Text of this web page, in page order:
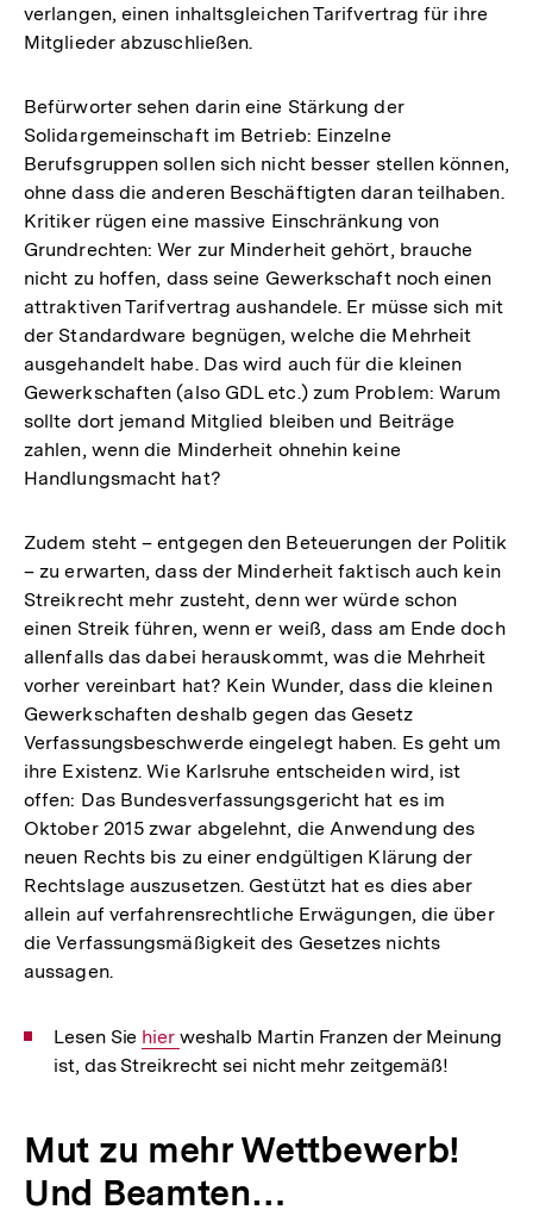
verlangen, einen inhaltsgleichen Tarifvertrag für ihre
Mitglieder abzuschließen.
Befürworter sehen darin eine Stärkung der
Solidargemeinschaft im Betrieb: Einzelne
Berufsgruppen sollen sich nicht besser stellen können,
ohne dass die anderen Beschäftigten daran teilhaben.
Kritiker rügen eine massive Einschränkung von
Grundrechten: Wer zur Minderheit gehört, brauche
nicht zu hoffen, dass seine Gewerkschaft noch einen
attraktiven Tarifvertrag aushandele. Er müsse sich mit
der Standardware begnügen, welche die Mehrheit
ausgehandelt habe. Das wird auch für die kleinen
Gewerkschaften (also GDL etc.) zum Problem: Warum
sollte dort jemand Mitglied bleiben und Beiträge
zahlen, wenn die Minderheit ohnehin keine
Handlungsmacht hat?
Zudem steht – entgegen den Beteuerungen der Politik
– zu erwarten, dass der Minderheit faktisch auch kein
Streikrecht mehr zusteht, denn wer würde schon
einen Streik führen, wenn er weiß, dass am Ende doch
allenfalls das dabei herauskommt, was die Mehrheit
vorher vereinbart hat? Kein Wunder, dass die kleinen
Gewerkschaften deshalb gegen das Gesetz
Verfassungsbeschwerde eingelegt haben. Es geht um
ihre Existenz. Wie Karlsruhe entscheiden wird, ist
offen: Das Bundesverfassungsgericht hat es im
Oktober 2015 zwar abgelehnt, die Anwendung des
neuen Rechts bis zu einer endgültigen Klärung der
Rechtslage auszusetzen. Gestützt hat es dies aber
allein auf verfahrensrechtliche Erwägungen, die über
die Verfassungsmäßigkeit des Gesetzes nichts
aussagen.
Lesen Sie Interner
Link:
hier weshalb Martin Franzen der Meinung
ist, das Streikrecht sei nicht mehr zeitgemäß!
Mut zu mehr Wettbewerb!
Und Beamten…